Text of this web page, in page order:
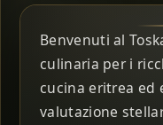
Benvenuti al
culinaria per i
cucina eritrea ed
valutazione